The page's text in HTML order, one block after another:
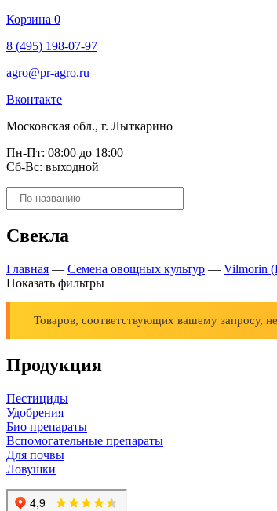
Корзина 0
8 (495) 198-07-97
agro@pr-agro.ru
Вконтакте
Московская обл., г. Лыткарино
Пн-Пт: 08:00 до 18:00
Сб-Вс: выходной
Поиск
товаров
Свекла
Главная — Семена овощных культур — Vilmorin
Показать фильтры
Товаров, соответствующих вашему запросу,
Продукция
Пестициды
Удобрения
Био препараты
Вспомогательные препараты
Для почвы
Ловушки